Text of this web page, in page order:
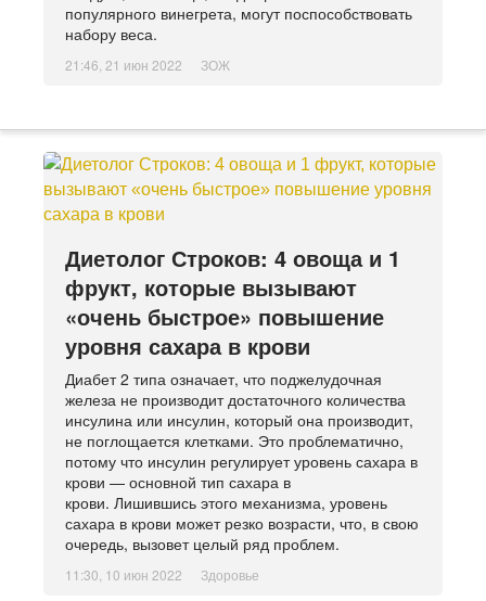
популярного винегрета, могут поспособствовать
набору веса.
21:46, 21 июн 2022 ЗОЖ
Диетолог Строков: 4 овоща и 1
фрукт, которые вызывают
«очень быстрое» повышение
уровня сахара в крови
Диабет 2 типа означает, что поджелудочная
железа не производит достаточного количества
инсулина или инсулин, который она производит,
не поглощается клетками. Это проблематично,
потому что инсулин регулирует уровень сахара в
крови — основной тип сахара в
крови. Лишившись этого механизма, уровень
сахара в крови может резко возрасти, что, в свою
очередь, вызовет целый ряд проблем.
11:30, 10 июн 2022 Здоровье